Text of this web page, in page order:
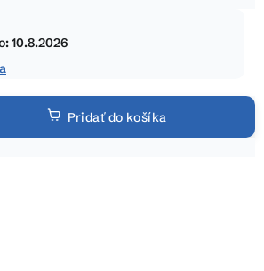
10.8.2026
Pridať do košíka